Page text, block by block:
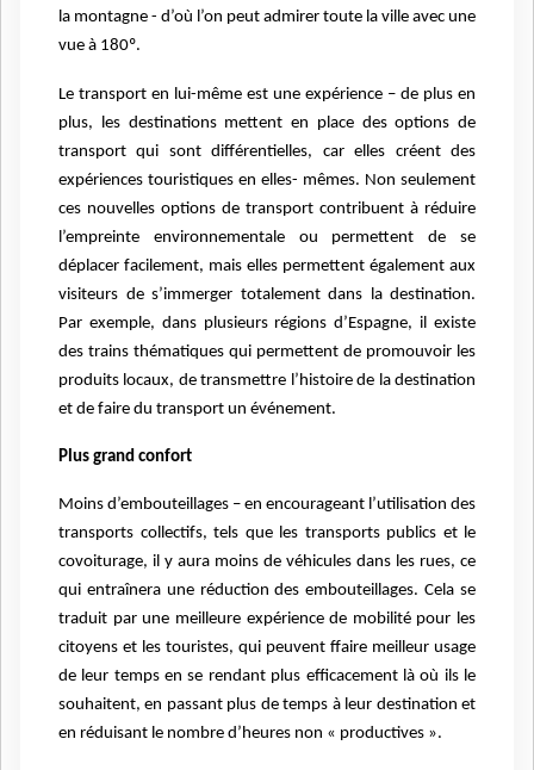
la montagne - d’où l’on peut admirer toute la ville avec une
vue à 180º.
Le transport en lui-même est une expérience – de plus en
plus, les destinations mettent en place des options de
transport qui sont différentielles, car elles créent des
expériences touristiques en elles- mêmes. Non seulement
ces nouvelles options de transport contribuent à réduire
l’empreinte environnementale ou permettent de se
déplacer facilement, mais elles permettent également aux
visiteurs de s’immerger totalement dans la destination.
Par exemple, dans plusieurs régions d’Espagne, il existe
des trains thématiques qui permettent de promouvoir les
produits locaux, de transmettre l’histoire de la destination
et de faire du transport un événement.
Plus grand confort
Moins d’embouteillages – en encourageant l’utilisation des
transports collectifs, tels que les transports publics et le
covoiturage, il y aura moins de véhicules dans les rues, ce
qui entraînera une réduction des embouteillages. Cela se
traduit par une meilleure expérience de mobilité pour les
citoyens et les touristes, qui peuvent ffaire meilleur usage
de leur temps en se rendant plus efficacement là où ils le
souhaitent, en passant plus de temps à leur destination et
en réduisant le nombre d’heures non « productives ».